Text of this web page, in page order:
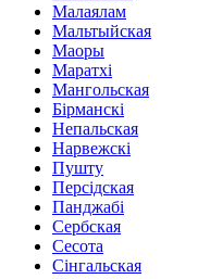
Малаялам
Мальтыйская
Маоры
Маратхі
Мангольская
Бірманскі
Непальская
Нарвежскі
Пушту
Персідская
Панджабі
Сербская
Сесота
Сінгальская